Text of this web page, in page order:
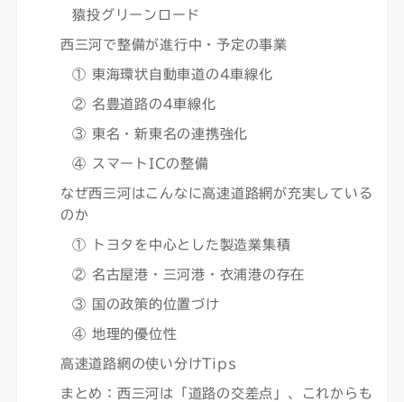
猿投グリーンロード
西三河で整備が進行中・予定の事業
① 東海環状自動車道の4車線化
② 名豊道路の4車線化
③ 東名・新東名の連携強化
④ スマートICの整備
なぜ西三河はこんなに高速道路網が充実している
のか
① トヨタを中心とした製造業集積
② 名古屋港・三河港・衣浦港の存在
③ 国の政策的位置づけ
④ 地理的優位性
高速道路網の使い分けTips
まとめ：西三河は「道路の交差点」、これからも